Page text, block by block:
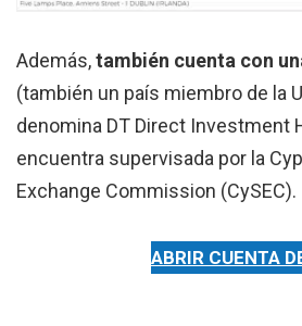
Además,también cuenta con
(también un país miembro de la
denomina DT Direct Investment
encuentra supervisada por la
Exchange Commission (CySEC).
ABRIR CUENTA